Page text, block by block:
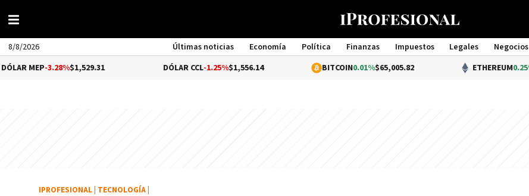
8/8/2026 Últimas noticias Economía Política Finanzas Impuestos Legales Negocios
Management
-3.28%$1,529.31 -1.25%$1,556.14 0.01%$65,005.82 ETHEREUM 0.25%$1,920.07
IPROFESIONAL TECNOLOGÍA